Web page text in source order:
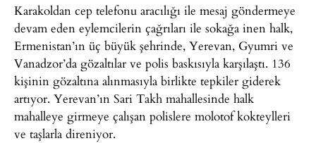
Karakoldan cep telefonu aracılığı ile mesaj göndermeye
devam eden eylemcilerin çağrıları ile sokağa inen halk,
Ermenistan’ın üç büyük şehrinde, Yerevan, Gyumri ve
Vanadzor’da gözaltılar ve polis baskısıyla karşılaştı. 136
kişinin gözaltına alınmasıyla birlikte tepkiler giderek
artıyor. Yerevan’ın Sari Takh mahallesinde halk
mahalleye girmeye çalışan polislere molotof kokteylleri
ve taşlarla direniyor.